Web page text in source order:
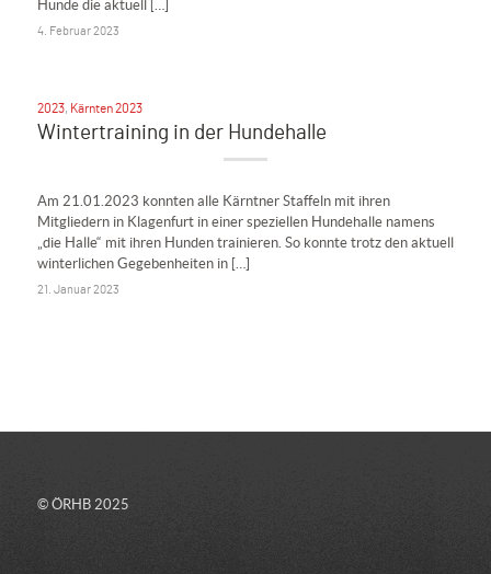
Hunde die aktuell […]
4. Februar 2023
2023, Kärnten 2023
Wintertraining in der Hundehalle
Am 21.01.2023 konnten alle Kärntner Staffeln mit ihren
Mitgliedern in Klagenfurt in einer speziellen Hundehalle namens
„die Halle“ mit ihren Hunden trainieren. So konnte trotz den aktuell
winterlichen Gegebenheiten in […]
21. Januar 2023
© ÖRHB 2025